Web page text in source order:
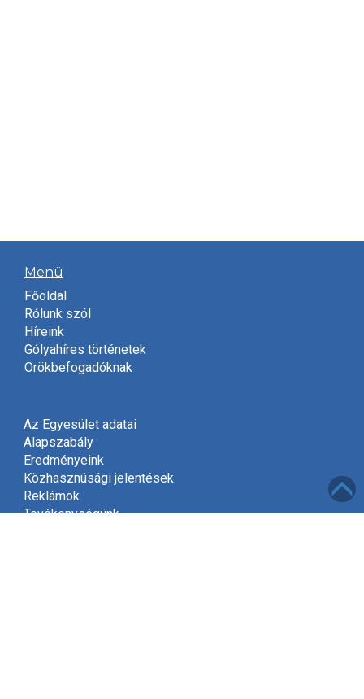
Menü
Főoldal
Rólunk szól
Híreink
Gólyahíres történetek
Örökbefogadóknak
Az Egyesület adatai
Alapszabály
Eredményeink
Közhasznúsági jelentések
Reklámok
Tevékenységünk